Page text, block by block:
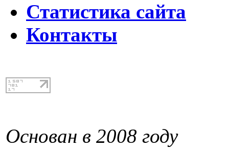
Статистика сайта
Контакты
Основан в 2008 году